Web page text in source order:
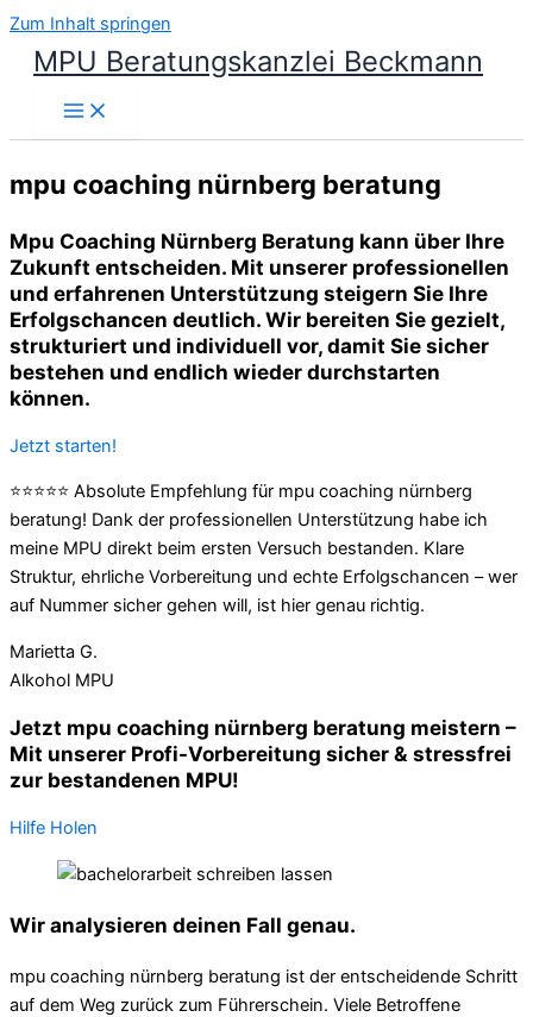
Zum Inhalt springen
MPU Beratungskanzlei Beckmann
mpu coaching nürnberg beratung
Mpu Coaching Nürnberg Beratung kann über Ihre
Zukunft entscheiden. Mit unserer professionellen
und erfahrenen Unterstützung steigern Sie Ihre
Erfolgschancen deutlich. Wir bereiten Sie gezielt,
strukturiert und individuell vor, damit Sie sicher
bestehen und endlich wieder durchstarten
können.
Jetzt starten!
⭐⭐⭐⭐⭐ Absolute Empfehlung für mpu coaching nürnberg
beratung! Dank der professionellen Unterstützung habe ich
meine MPU direkt beim ersten Versuch bestanden. Klare
Struktur, ehrliche Vorbereitung und echte Erfolgschancen – wer
auf Nummer sicher gehen will, ist hier genau richtig.
Marietta G.
Alkohol MPU
Jetzt mpu coaching nürnberg beratung meistern –
Mit unserer Profi-Vorbereitung sicher & stressfrei
zur bestandenen MPU!
Hilfe Holen
Wir analysieren deinen Fall genau.
mpu coaching nürnberg beratung ist der entscheidende Schritt
auf dem Weg zurück zum Führerschein. Viele Betroffene